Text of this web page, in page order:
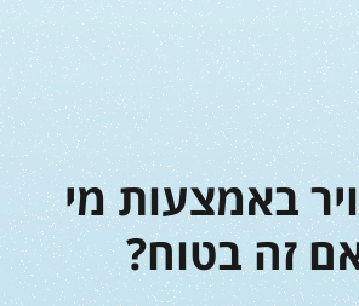
באמצעות מי
זה בטוח?